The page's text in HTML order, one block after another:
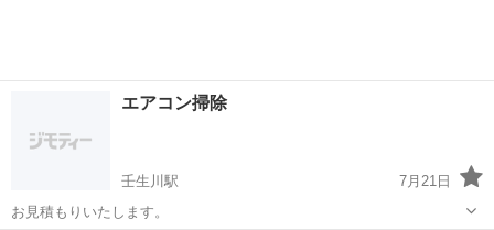
エアコン掃除
壬生川駅
7月21日
お見積もりいたします。